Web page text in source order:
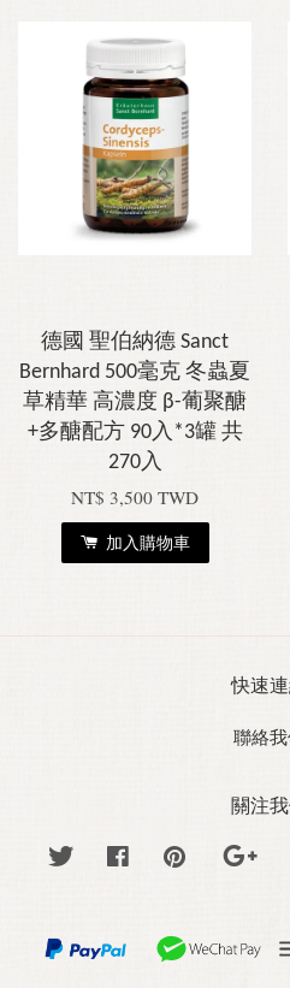
德國 聖伯納德 Sanct
Bernhard 500毫克 冬蟲夏
草精華 高濃度 β-葡聚醣
+多醣配方 90入*3罐 共
270入
NT$ 3,500 TWD
加入購物車
快速
聯絡
關注
Twitter Facebook Pinterest